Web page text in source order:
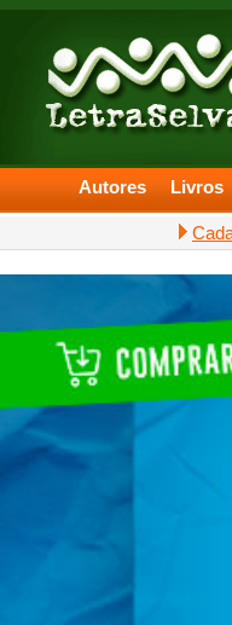
Autores Livros